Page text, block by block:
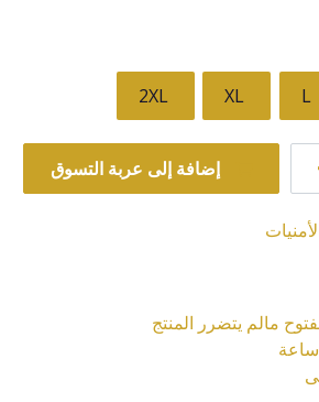
L
XL
2XL
إضافة إلى عربة التسوق
مالم يتضرر المنتج